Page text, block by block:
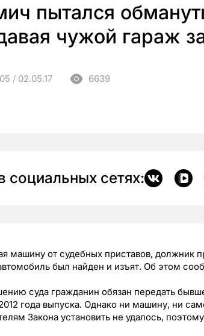
пытался
чужой гараж
/ 02.05.17 6639
социальных сетях:
машину от судебных приставов, должник
был найден и изъят. Об этом
суда гражданин обязан передать
года выпуска. Однако ни машину, ни
Закона установить не удалось,